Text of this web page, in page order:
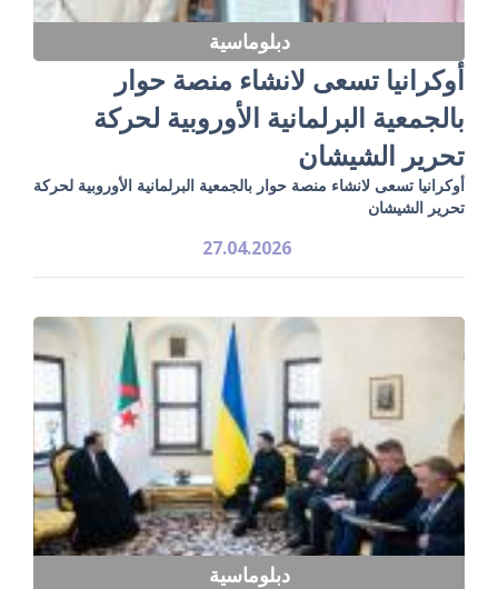
دبلوماسية
أوكرانيا تسعى لانشاء منصة حوار
بالجمعية البرلمانية الأوروبية لحركة
تحرير الشيشان
أوكرانيا تسعى لانشاء منصة حوار بالجمعية البرلمانية الأوروبية لحركة
تحرير الشيشان
27.04.2026
دبلوماسية